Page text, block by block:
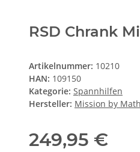
RSD Chrank
Artikelnummer: 10210
HAN: 109150
Kategorie: Spannhilfen
Hersteller: Mission by
249,95 €